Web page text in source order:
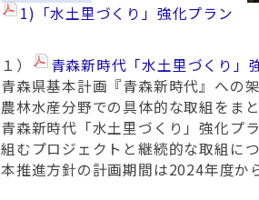
1)「水土里づくり」強化プラン
１）
青森新時代「水土里づくり」
青森県基本計画『青森新時代』への
農林水産分野での具体的な取組をま
青森新時代「水土里づくり」強化プ
組むプロジェクトと継続的な取組に
本推進方針の計画期間は2024年度か